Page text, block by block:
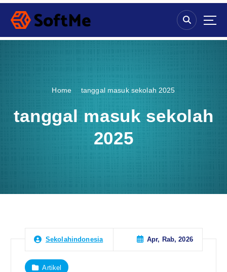
S
p
Home tanggal masuk sekolah 2025
tanggal masuk sekolah
2025
Sekolahindonesia Apr, Rab, 2026
Artikel